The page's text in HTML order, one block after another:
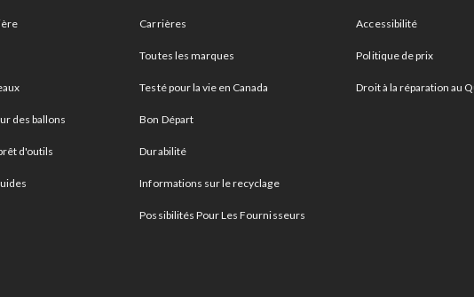
des ballons
d'outils
Carrières
Toutes les marques
Testé pour la vie en Canada
Bon Départ
Durabilité
Informations sur le recyclage
Possibilités Pour Les Fournisseurs
Accessibilité
Politique de prix
Droit à la réparation au